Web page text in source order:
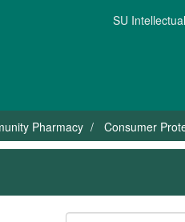
SU Intellectual
Pharmacy Consumer